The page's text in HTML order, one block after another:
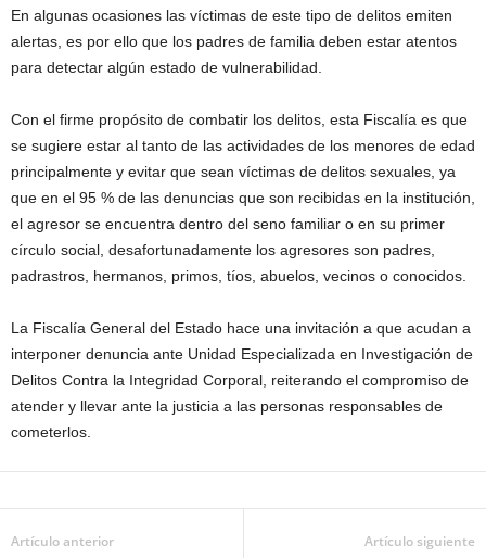
En algunas ocasiones las víctimas de este tipo de delitos emiten
alertas, es por ello que los padres de familia deben estar atentos
para detectar algún estado de vulnerabilidad.
Con el firme propósito de combatir los delitos, esta Fiscalía es que
se sugiere estar al tanto de las actividades de los menores de edad
principalmente y evitar que sean víctimas de delitos sexuales, ya
que en el 95 % de las denuncias que son recibidas en la institución,
el agresor se encuentra dentro del seno familiar o en su primer
círculo social, desafortunadamente los agresores son padres,
padrastros, hermanos, primos, tíos, abuelos, vecinos o conocidos.
La Fiscalía General del Estado hace una invitación a que acudan a
interponer denuncia ante Unidad Especializada en Investigación de
Delitos Contra la Integridad Corporal, reiterando el compromiso de
atender y llevar ante la justicia a las personas responsables de
cometerlos.
Artículo anterior Artículo siguiente